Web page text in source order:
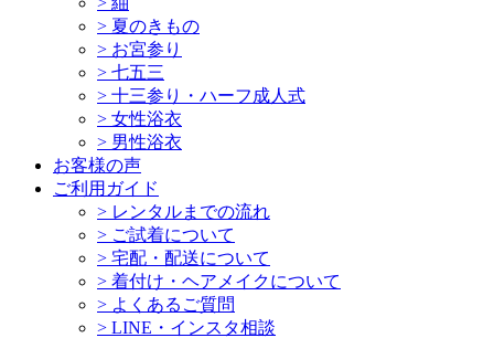
> 夏のきもの
> お宮参り
> 七五三
> 十三参り・ハーフ成人式
> 女性浴衣
> 男性浴衣
お客様の声
ご利用ガイド
> レンタルまでの流れ
> ご試着について
> 宅配・配送について
> 着付け・ヘアメイクについて
> よくあるご質問
> LINE・インスタ相談